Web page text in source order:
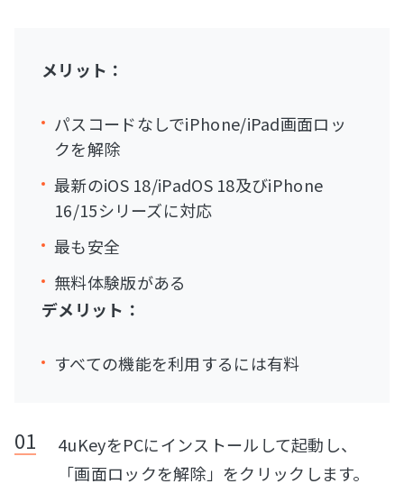
メリット：
パスコードなしでiPhone/iPad画面ロッ
クを解除
最新のiOS 18/iPadOS 18及びiPhone
16/15シリーズに対応
最も安全
無料体験版がある
デメリット：
すべての機能を利用するには有料
4uKeyをPCにインストールして起動し、
「画面ロックを解除」をクリックします。